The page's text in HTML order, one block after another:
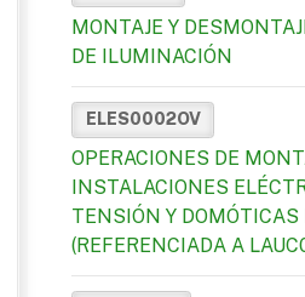
MONTAJE Y
DE ILUMINACIÓN
ELES0002OV
OPERACIONES DE
INSTALACIONES
TENSIÓN Y
(REFERENCIADA A